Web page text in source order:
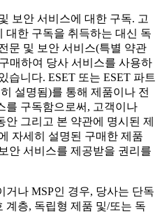
보안 서비스에 대한 구독. 고
대한 구독을 취득하는 대신 독
문 및 보안 서비스(특별 약관
매하여 당사 서비스를 사용하
습니다. ESET 또는 ESET 파트
설명됨)를 통해 제품이나 전
를 구독함으로써, 고객이나
안 그리고 본 약관에 명시된 제
자세히 설명된 구매한 제품
안 서비스를 제공받을 권리를
거나 MSP인 경우, 당사는 단독
계층, 독립형 제품 및/또는 독